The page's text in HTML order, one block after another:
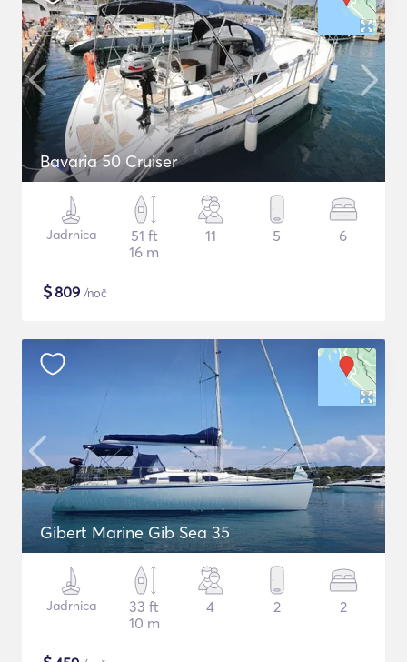
Bavaria 50 Cruiser
Jadrnica
51 ft
16 m
11 5 6
$809 /noč
Gibert Marine Gib Sea 35
Jadrnica
33 ft
10 m
4 2 2